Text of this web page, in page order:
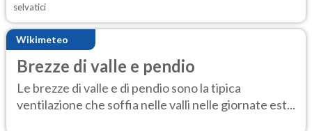
selvatici
Wikimeteo
Brezze di valle e pendio
Le brezze di valle e di pendio sono la tipica
ventilazione che soffia nelle valli nelle giornate est...